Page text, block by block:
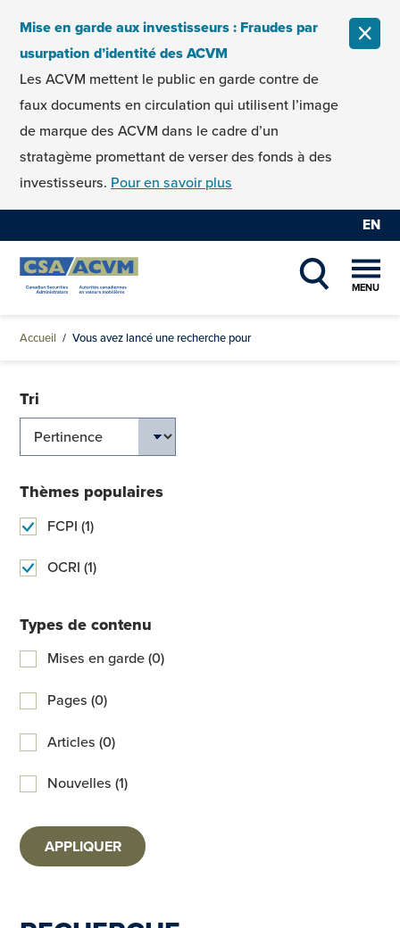
Mise en garde aux investisseurs : Fraudes par
usurpation d’identité des ACVM
Les ACVM mettent le public en garde contre de
faux documents en circulation qui utilisent l’image
de marque des ACVM dans le cadre d’un
stratagème promettant de verser des fonds à des
investisseurs. Pour en savoir plus
EN
MENU
Accueil / Vous avez lancé une recherche pour
Tri
Thèmes populaires
FCPI (1)
OCRI (1)
Types de contenu
Mises en garde (0)
Pages (0)
Articles (0)
Nouvelles (1)
APPLIQUER